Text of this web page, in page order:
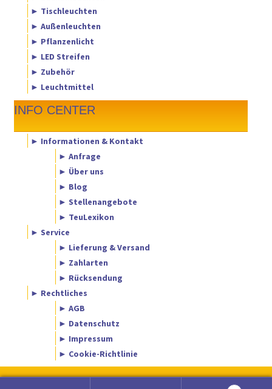
► Tischleuchten
► Außenleuchten
► Pflanzenlicht
► LED Streifen
► Zubehör
► Leuchtmittel
INFO CENTER
► Informationen & Kontakt
► Anfrage
► Über uns
► Blog
► Stellenangebote
► TeuLexikon
► Service
► Lieferung & Versand
► Zahlarten
► Rücksendung
► Rechtliches
► AGB
► Datenschutz
► Impressum
► Cookie-Richtlinie